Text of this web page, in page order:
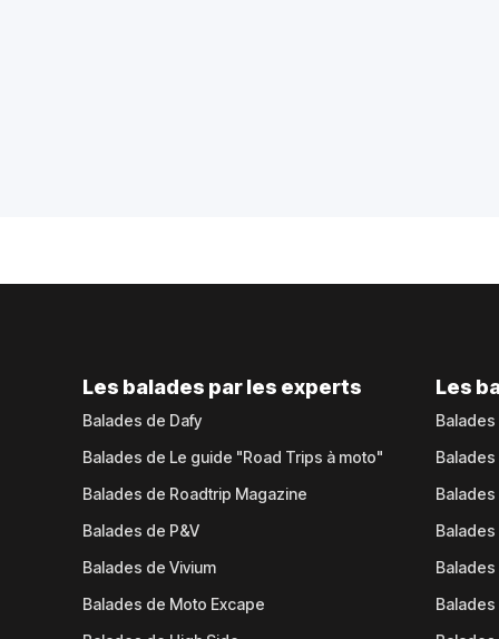
Les balades par les experts
Balades de Dafy
Balades de Le guide "Road Trips à moto"
Balades de Roadtrip Magazine
Balades de P&V
Balades de Vivium
Balades de Moto Excape
Les